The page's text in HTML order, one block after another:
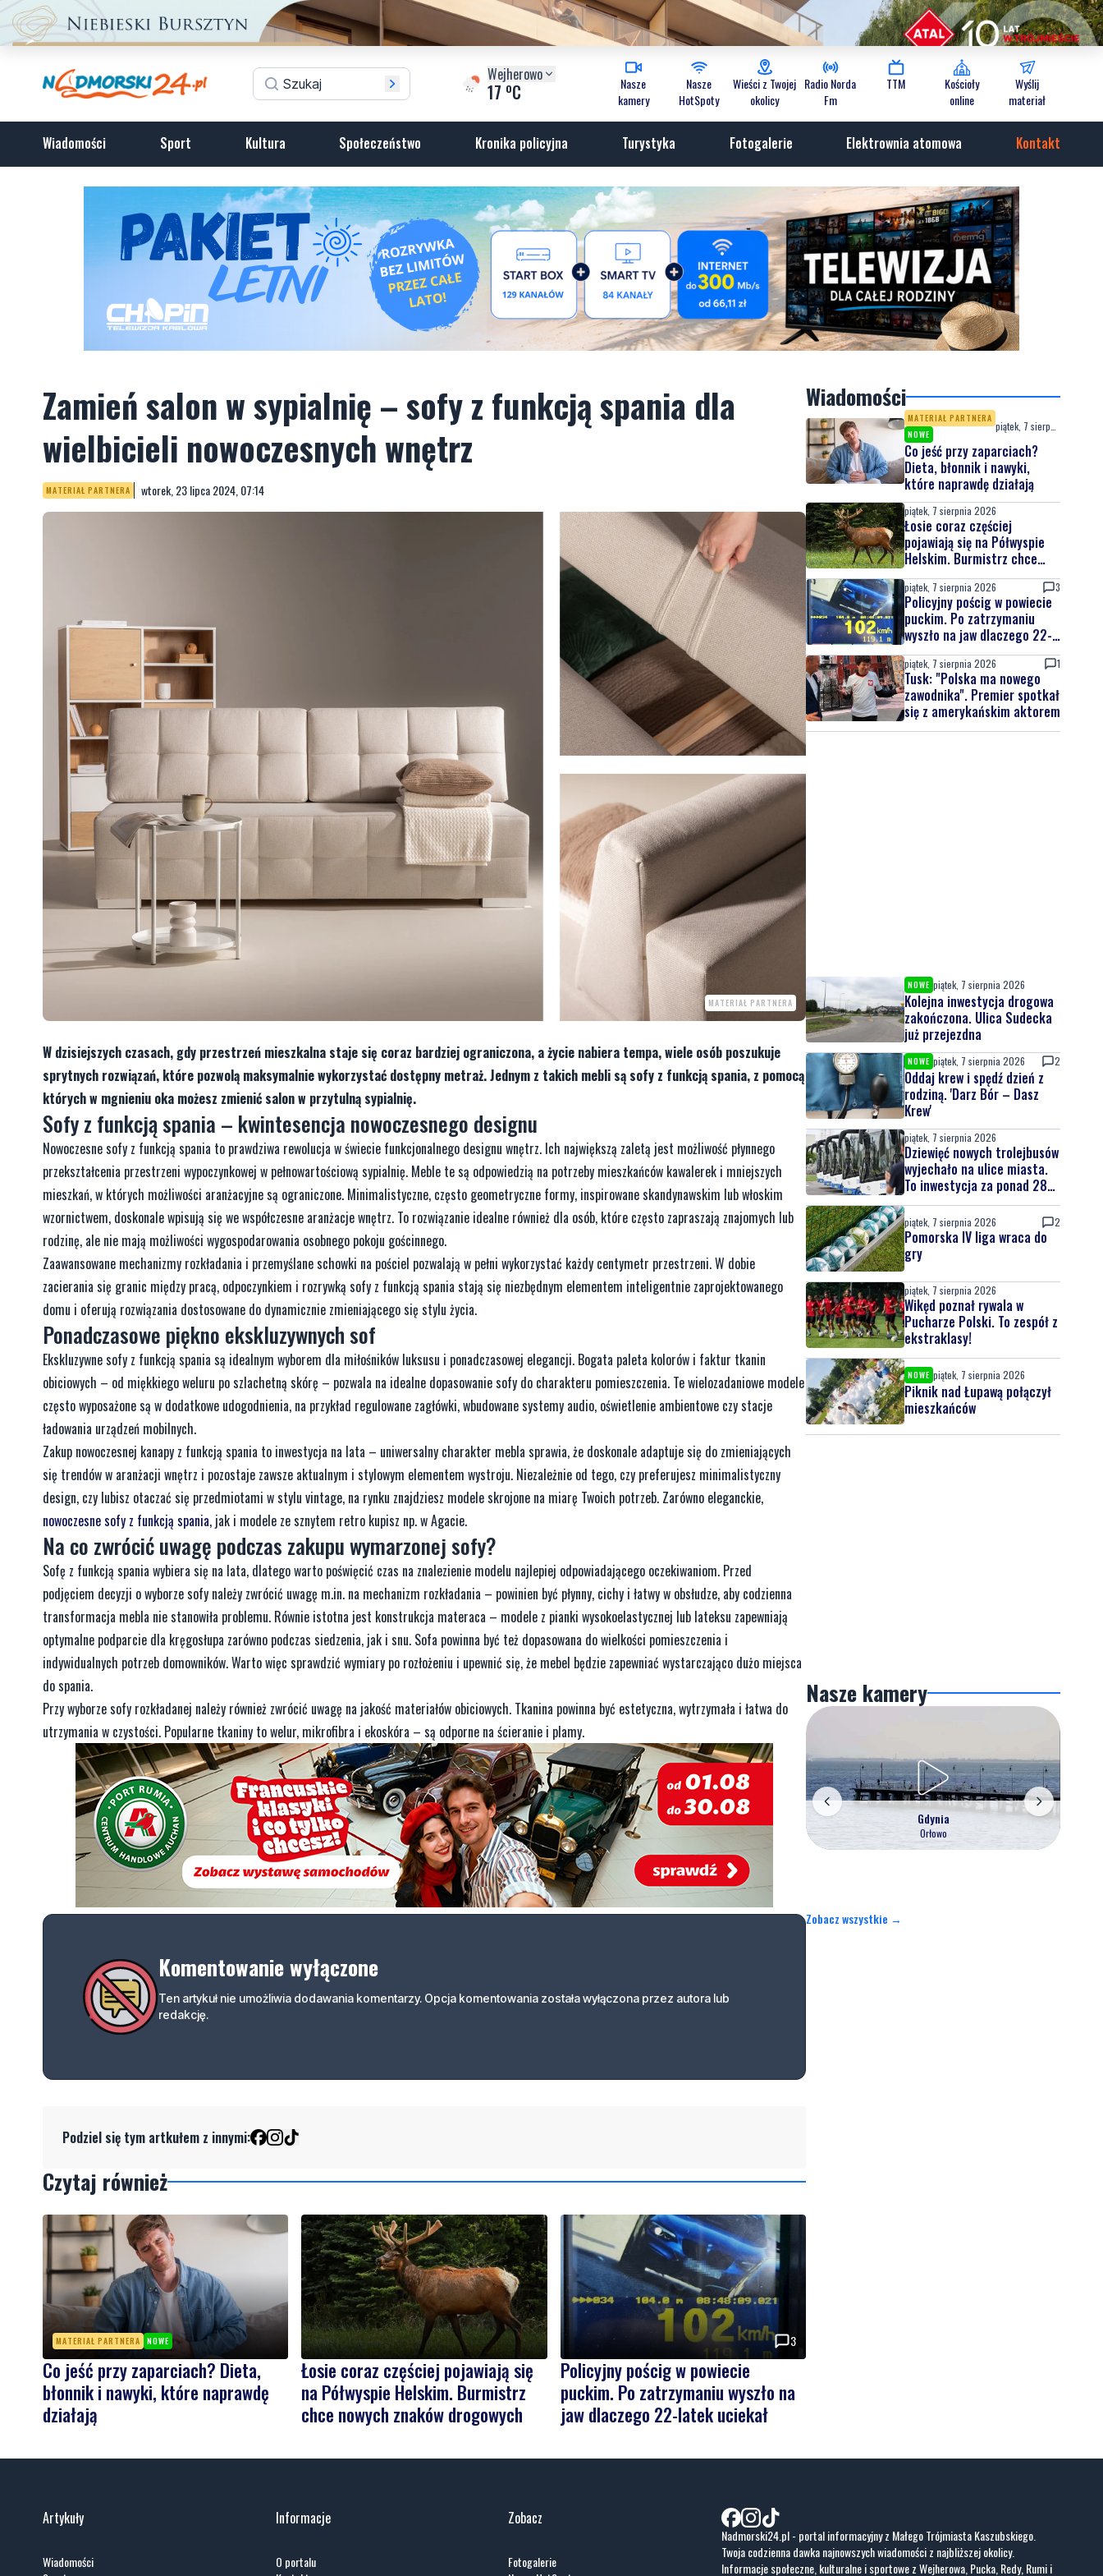
Wejherowo
17 oC
Nasze
kamery
Nasze
HotSpoty
Wieści z Twojej
okolicy
Radio Norda
Fm
TTM
Kościoły
online
Wyślij
materiał
Wiadomości Sport Kultura Społeczeństwo Kronika policyjna Turystyka Fotogalerie Elektrownia atomowa Kontakt
Zamień salon w sypialnię – sofy z funkcją spania dla
wielbicieli nowoczesnych wnętrz
MATERIAŁ PARTNERA wtorek, 23 lipca 2024, 07:14
MATERIAŁ PARTNERA
W dzisiejszych czasach, gdy przestrzeń mieszkalna staje się coraz bardziej ograniczona, a życie nabiera tempa, wiele osób poszukuje
sprytnych rozwiązań, które pozwolą maksymalnie wykorzystać dostępny metraż. Jednym z takich mebli są sofy z funkcją spania, z pomocą
których w mgnieniu oka możesz zmienić salon w przytulną sypialnię.
Sofy z funkcją spania – kwintesencja nowoczesnego designu
Nowoczesne sofy z funkcją spania to prawdziwa rewolucja w świecie funkcjonalnego designu wnętrz. Ich największą zaletą jest możliwość płynnego
przekształcenia przestrzeni wypoczynkowej w pełnowartościową sypialnię. Meble te są odpowiedzią na potrzeby mieszkańców kawalerek i mniejszych
mieszkań, w których możliwości aranżacyjne są ograniczone. Minimalistyczne, często geometryczne formy, inspirowane skandynawskim lub włoskim
wzornictwem, doskonale wpisują się we współczesne aranżacje wnętrz. To rozwiązanie idealne również dla osób, które często zapraszają znajomych lub
rodzinę, ale nie mają możliwości wygospodarowania osobnego pokoju gościnnego.
Zaawansowane mechanizmy rozkładania i przemyślane schowki na pościel pozwalają w pełni wykorzystać każdy centymetr przestrzeni. W dobie
zacierania się granic między pracą, odpoczynkiem i rozrywką sofy z funkcją spania stają się niezbędnym elementem inteligentnie zaprojektowanego
domu i oferują rozwiązania dostosowane do dynamicznie zmieniającego się stylu życia.
Ponadczasowe piękno ekskluzywnych sof
Ekskluzywne sofy z funkcją spania są idealnym wyborem dla miłośników luksusu i ponadczasowej elegancji. Bogata paleta kolorów i faktur tkanin
obiciowych – od miękkiego weluru po szlachetną skórę – pozwala na idealne dopasowanie sofy do charakteru pomieszczenia. Te wielozadaniowe modele
często wyposażone są w dodatkowe udogodnienia, na przykład regulowane zagłówki, wbudowane systemy audio, oświetlenie ambientowe czy stacje
ładowania urządzeń mobilnych.
Zakup nowoczesnej kanapy z funkcją spania to inwestycja na lata – uniwersalny charakter mebla sprawia, że doskonale adaptuje się do zmieniających
się trendów w aranżacji wnętrz i pozostaje zawsze aktualnym i stylowym elementem wystroju. Niezależnie od tego, czy preferujesz minimalistyczny
design, czy lubisz otaczać się przedmiotami w stylu vintage, na rynku znajdziesz modele skrojone na miarę Twoich potrzeb. Zarówno eleganckie,
nowoczesne sofy z funkcją spania, jak i modele ze sznytem retro kupisz np. w Agacie.
Na co zwrócić uwagę podczas zakupu wymarzonej sofy?
Sofę z funkcją spania wybiera się na lata, dlatego warto poświęcić czas na znalezienie modelu najlepiej odpowiadającego oczekiwaniom. Przed
podjęciem decyzji o wyborze sofy należy zwrócić uwagę m.in. na mechanizm rozkładania – powinien być płynny, cichy i łatwy w obsłudze, aby codzienna
transformacja mebla nie stanowiła problemu. Równie istotna jest konstrukcja materaca – modele z pianki wysokoelastycznej lub lateksu zapewniają
optymalne podparcie dla kręgosłupa zarówno podczas siedzenia, jak i snu. Sofa powinna być też dopasowana do wielkości pomieszczenia i
indywidualnych potrzeb domowników. Warto więc sprawdzić wymiary po rozłożeniu i upewnić się, że mebel będzie zapewniać wystarczająco dużo miejsca
do spania.
Przy wyborze sofy rozkładanej należy również zwrócić uwagę na jakość materiałów obiciowych. Tkanina powinna być estetyczna, wytrzymała i łatwa do
utrzymania w czystości. Popularne tkaniny to welur, mikrofibra i ekoskóra – są odporne na ścieranie i plamy.
Komentowanie wyłączone
Ten artykuł nie umożliwia dodawania komentarzy. Opcja komentowania została wyłączona przez autora lub
redakcję.
Podziel się tym artkułem z innymi:
Czytaj również
MATERIAŁ PARTNERA NOWE
Co jeść przy zaparciach? Dieta,
błonnik i nawyki, które naprawdę
działają
Łosie coraz częściej pojawiają się
na Półwyspie Helskim. Burmistrz
chce nowych znaków drogowych
3
Policyjny pościg w powiecie
puckim. Po zatrzymaniu wyszło na
jaw dlaczego 22-latek uciekał
Wiadomości
MATERIAŁ PARTNERA
NOWE
Co jeść przy zaparciach?
Dieta, błonnik i nawyki,
które naprawdę działają
piątek, 7 sierpnia 2026
Łosie coraz częściej
pojawiają się na Półwyspie
Helskim. Burmistrz chce
nowych znaków drogowych
piątek, 7 sierpnia 2026 3
Policyjny pościg w powiecie
puckim. Po zatrzymaniu
wyszło na jaw dlaczego 22-
latek uciekał
piątek, 7 sierpnia 2026 1
Tusk: "Polska ma nowego
zawodnika". Premier spotkał
się z amerykańskim aktorem
NOWE piątek, 7 sierpnia 2026
Kolejna inwestycja drogowa
zakończona. Ulica Sudecka
już przejezdna
NOWE piątek, 7 sierpnia 2026 2
Oddaj krew i spędź dzień z
rodziną. 'Darz Bór – Dasz
Krew'
piątek, 7 sierpnia 2026
Dziewięć nowych trolejbusów
wyjechało na ulice miasta.
To inwestycja za ponad 28
mln zł
piątek, 7 sierpnia 2026 2
Pomorska IV liga wraca do
gry
piątek, 7 sierpnia 2026
Wikęd poznał rywala w
Pucharze Polski. To zespół z
ekstraklasy!
NOWE piątek, 7 sierpnia 2026
Piknik nad Łupawą połączył
mieszkańców
Nasze kamery
Gdynia
Orłowo
Zobacz wszystkie →
Artykuły
Wiadomości
Informacje
O portalu
Zobacz
Fotogalerie
Nadmorski24.pl - portal informacyjny z Małego Trójmiasta Kaszubskiego.
Twoja codzienna dawka najnowszych wiadomości z najbliższej okolicy.
Informacje społeczne, kulturalne i sportowe z Wejherowa, Pucka, Redy, Rumi i